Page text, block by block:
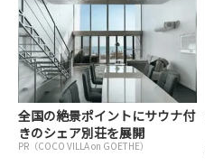
全国の絶景ポイントにサウナ付
きのシェア別荘を展開
PR（COCO VILLA on GOETHE）